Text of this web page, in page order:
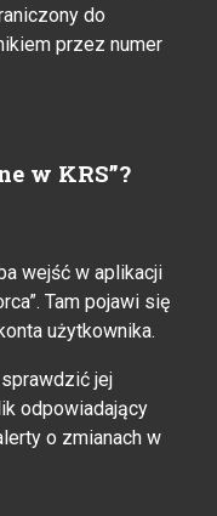
do
przez numer
w KRS”?
wejść w aplikacji
Tam pojawi się
użytkownika.
jej
odpowiadający
o zmianach w